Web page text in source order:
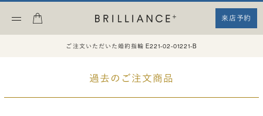
来店予約
ご注文いただいた婚約指輪 E221-02-01221-B
過去のご注文商品